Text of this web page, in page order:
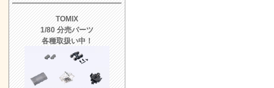
TOMIX
1/80 分売パーツ
各種取扱い中！